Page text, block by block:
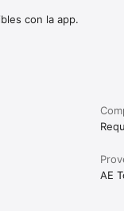
con la app.
AE